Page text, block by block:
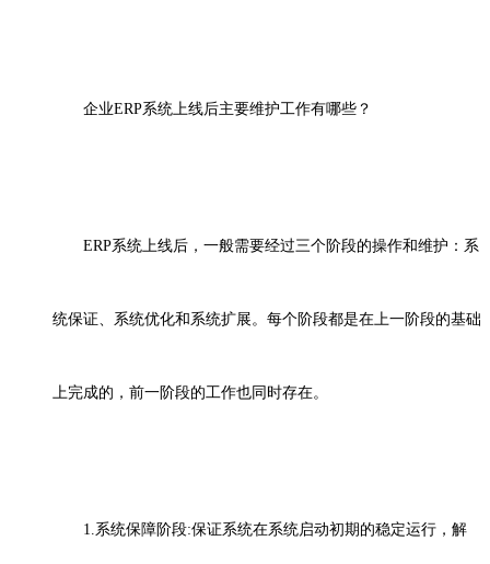
企业ERP系统上线后主要维护工作有哪些？
ERP系统上线后，一般需要经过三个阶段的操作和维护：系
统保证、系统优化和系统扩展。每个阶段都是在上一阶段的基础
上完成的，前一阶段的工作也同时存在。
1.系统保障阶段:保证系统在系统启动初期的稳定运行，解